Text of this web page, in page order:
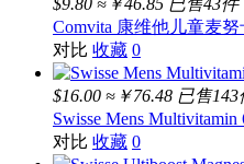
QV
Comvita 康维他儿童麦努
对比 收藏 0
$16.00 ≈￥76.48 已售143
Swisse Mens
对比 收藏 0